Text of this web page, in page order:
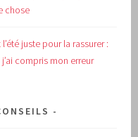
chose
juste pour la rassurer :
compris mon erreur